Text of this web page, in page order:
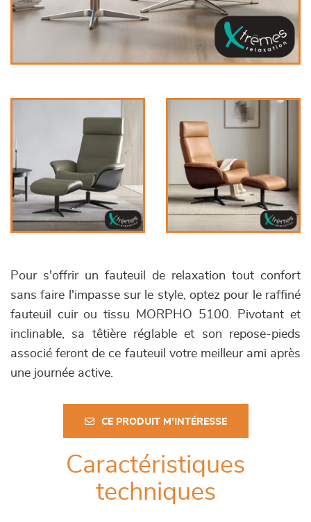
Pour s'offrir un fauteuil de relaxation tout confort
sans faire l'impasse sur le style, optez pour le raffiné
fauteuil cuir ou tissu MORPHO 5100. Pivotant et
inclinable, sa têtière réglable et son repose-pieds
associé feront de ce fauteuil votre meilleur ami après
une journée active.
CE PRODUIT M'INTÉRESSE
Caractéristiques
techniques